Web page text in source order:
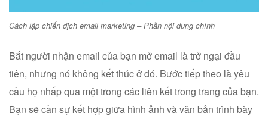
Cách lập chiến dịch email marketing – Phần nội dung chính
Bắt người nhận email của bạn mở email là trở ngại đầu
tiên, nhưng nó không kết thúc ở đó. Bước tiếp theo là yêu
cầu họ nhấp qua một trong các liên kết trong trang của bạn.
Bạn sẽ cần sự kết hợp giữa hình ảnh và văn bản trình bày